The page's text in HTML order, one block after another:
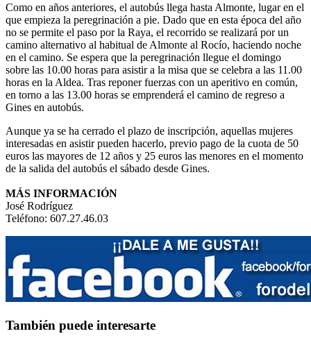
Como en años anteriores, el autobús llega hasta Almonte, lugar en el
que empieza la peregrinación a pie. Dado que en esta época del año
no se permite el paso por la Raya, el recorrido se realizará por un
camino alternativo al habitual de Almonte al Rocío, haciendo noche
en el camino. Se espera que la peregrinación llegue el domingo
sobre las 10.00 horas para asistir a la misa que se celebra a las 11.00
horas en la Aldea. Tras reponer fuerzas con un aperitivo en común,
en torno a las 13.00 horas se emprenderá el camino de regreso a
Gines en autobús.
Aunque ya se ha cerrado el plazo de inscripción, aquellas mujeres
interesadas en asistir pueden hacerlo, previo pago de la cuota de 50
euros las mayores de 12 años y 25 euros las menores en el momento
de la salida del autobús el sábado desde Gines.
MÁS INFORMACIÓN
José Rodríguez
Teléfono: 607.27.46.03
También puede interesarte